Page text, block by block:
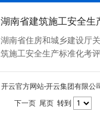
湖南省住房和城乡建设厅
筑施工安全生产标准化考
和城乡建设部《建筑施工
暂行办法》（建质〔2014
开云官方网站-开云集团有限公
下一页 尾页 转到